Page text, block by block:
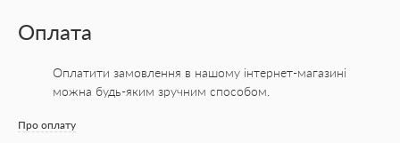
Оплата
Оплатити замовлення в нашому інтернет-магазині
можна будь-яким зручним способом.
Про оплату